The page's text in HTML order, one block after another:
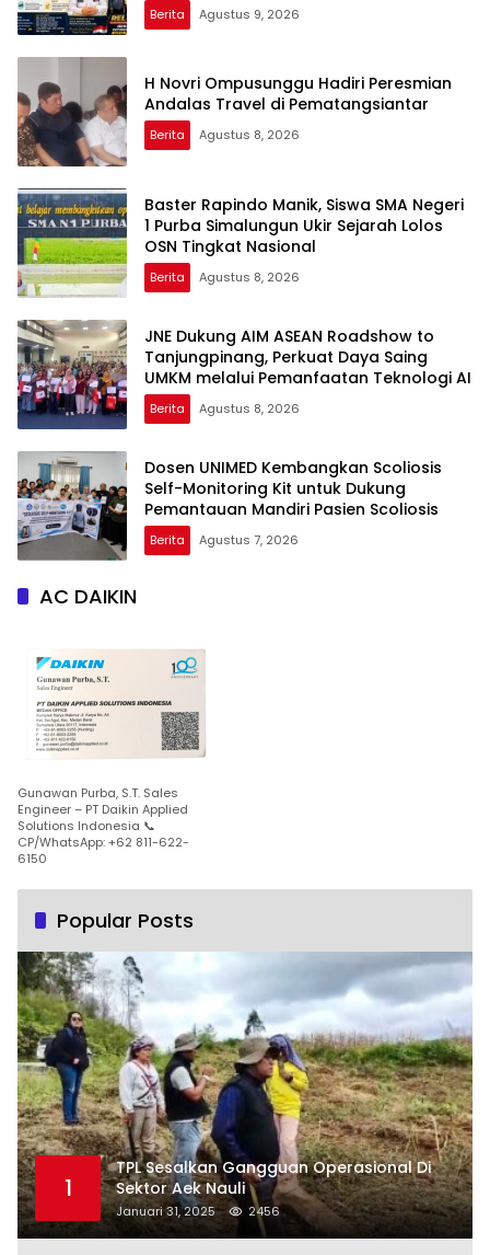
Berita Agustus 9, 2026
H Novri Ompusunggu Hadiri Peresmian
Andalas Travel di Pematangsiantar
Berita Agustus 8, 2026
Baster Rapindo Manik, Siswa SMA Negeri
1 Purba Simalungun Ukir Sejarah Lolos
OSN Tingkat Nasional
Berita Agustus 8, 2026
JNE Dukung AIM ASEAN Roadshow to
Tanjungpinang, Perkuat Daya Saing
UMKM melalui Pemanfaatan Teknologi AI
Berita Agustus 8, 2026
Dosen UNIMED Kembangkan Scoliosis
Self-Monitoring Kit untuk Dukung
Pemantauan Mandiri Pasien Scoliosis
Berita Agustus 7, 2026
AC DAIKIN
Gunawan Purba, S.T. Sales
Engineer – PT Daikin Applied
Solutions Indonesia 📞
CP/WhatsApp: +62 811-622-
6150
Popular Posts
1
TPL Sesalkan Gangguan Operasional Di
Sektor Aek Nauli
Januari 31, 2025 2456